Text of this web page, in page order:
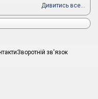
Дивитись все...
Зворотній зв'язок